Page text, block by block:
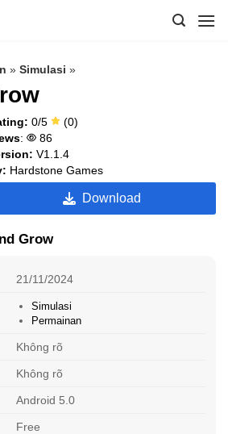
» Simulasi »
0/5
(0)
:
86
V1.1.4
Hardstone Games
Download
Grow
21/11/2024
Simulasi
Permainan
Không rõ
Không rõ
Android 5.0
Free